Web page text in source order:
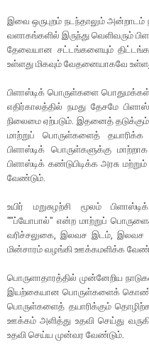
இவை ஒருபுறம் நடந்தாலும்
வளாகங்களில் இருந்து வெளிவரும்
தேவையான சட்டங்களையும்
உள்ளது மிகவும் வேதனையாகவே
பிளாஸ்டிக் பொருள்களை
எதிர்காலத்தில் நமது தேசமே
நிலைமை ஏற்படும். இதனைத்
மாற்றுப் பொருள்களைத்
பிளாஸ்டிக் பொருள்களுக்கு
பிளாஸ்டிக் கண்டுபிடிக்க அரசு
வேண்டும்.
உயிர் மறுசுழற்சி மூலம்
""ப்யோபால்'' என்ற மாற்றுப்
வரிச்சலுகை, இலவச இடம், இலவச
மின்சாரம் வழங்கி ஊக்கமளிக்க
பொருளாதாரத்தில் முன்னேறிய
இயற்கையான பொருள்களைக் கொண்டு
பொருள்களைத் தயாரிக்கும்
ஊக்கம் அளித்து உதவி செய்து
உதவி செய்ய முன்வர வேண்டும்.